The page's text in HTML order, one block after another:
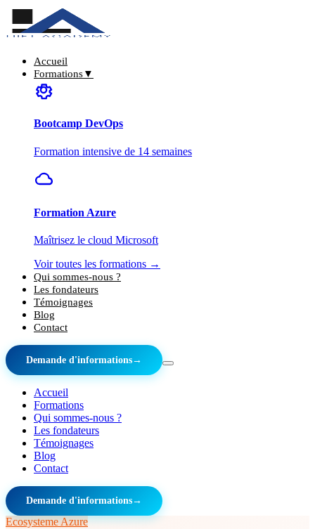
Accueil
Formations▼
Bootcamp DevOps
Formation intensive de 14 semaines
Formation Azure
Maîtrisez le cloud Microsoft
Voir toutes les formations →
Qui sommes-nous ?
Les fondateurs
Témoignages
Blog
Contact
Demande d'informations→
Accueil
Formations
Qui sommes-nous ?
Les fondateurs
Témoignages
Blog
Contact
Demande d'informations→
Ecosysteme Azure